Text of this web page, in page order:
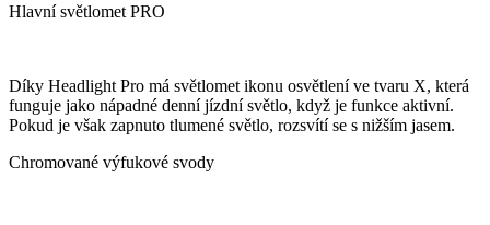
Hlavní světlomet PRO
Díky Headlight Pro má světlomet ikonu osvětlení ve tvaru X, která
funguje jako nápadné denní jízdní světlo, když je funkce aktivní.
Pokud je však zapnuto tlumené světlo, rozsvítí se s nižším jasem.
Chromované výfukové svody